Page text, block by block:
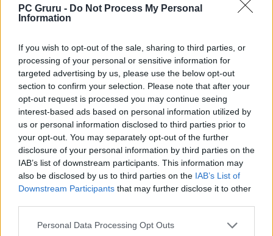
PC Gruru - Do Not Process My Personal
Information
If you wish to opt-out of the sale, sharing to third parties, or
processing of your personal or sensitive information for
targeted advertising by us, please use the below opt-out
section to confirm your selection. Please note that after your
opt-out request is processed you may continue seeing
interest-based ads based on personal information utilized by
us or personal information disclosed to third parties prior to
your opt-out. You may separately opt-out of the further
disclosure of your personal information by third parties on the
IAB’s list of downstream participants. This information may
also be disclosed by us to third parties on the IAB’s List of
Downstream Participants that may further disclose it to other
Personal Data Processing Opt Outs
a Google-ben.
KAPCSOLÓDÓ HÍREK
Az Observation fejlesztőitől érkezik a
Silent Hill: Townfall
Silent Hill: Townfall – Újabb rejtett
üzenetek kerültek elő
LEGFRISSEBB VIDEÓNK